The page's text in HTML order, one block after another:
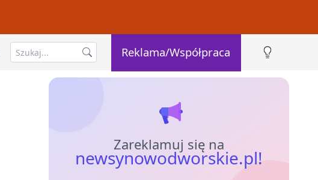
Reklama/Współpraca
Zareklamuj się na
newsynowodworskie.pl!